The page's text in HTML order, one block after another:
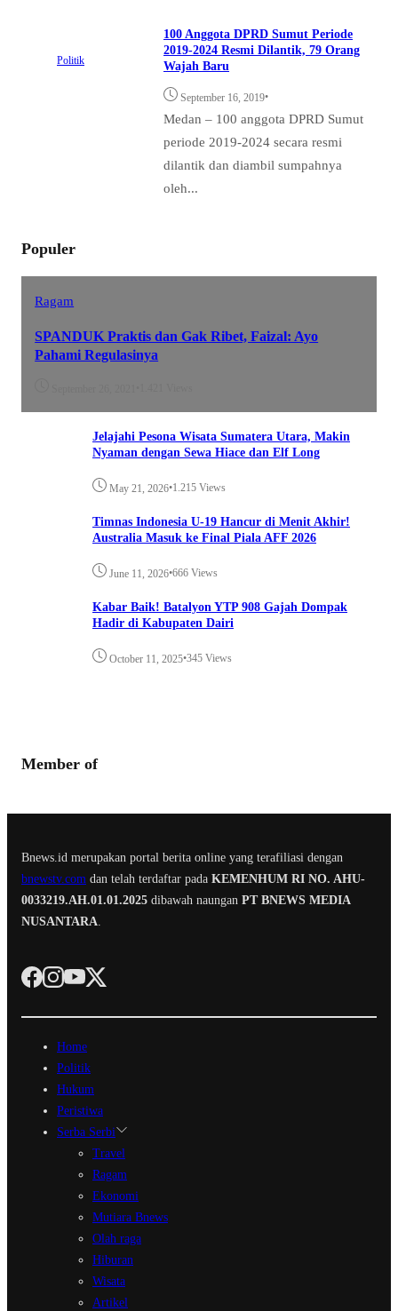
Politik
100 Anggota DPRD Sumut Periode
2019-2024 Resmi Dilantik, 79 Orang
Wajah Baru
September 16, 2019•
Medan – 100 anggota DPRD Sumut
periode 2019-2024 secara resmi
dilantik dan diambil sumpahnya
oleh...
Populer
Ragam
SPANDUK Praktis dan Gak Ribet, Faizal: Ayo
Pahami Regulasinya
Jelajahi Pesona Wisata Sumatera Utara, Makin
Nyaman dengan Sewa Hiace dan Elf Long
May 21, 2026•1.215 Views
Timnas Indonesia U-19 Hancur di Menit Akhir!
Australia Masuk ke Final Piala AFF 2026
June 11, 2026•666 Views
Kabar Baik! Batalyon YTP 908 Gajah Dompak
Hadir di Kabupaten Dairi
October 11, 2025•345 Views
Member of
Bnews.id merupakan portal berita online yang terafiliasi dengan
bnewstv.com dan telah terdaftar pada KEMENHUM RI NO. AHU-
0033219.AH.01.01.2025 dibawah naungan PT BNEWS MEDIA
NUSANTARA.
Home
Politik
Hukum
Peristiwa
Serba Serbi
Travel
Ragam
Ekonomi
Mutiara Bnews
Olah raga
Hiburan
Wisata
Artikel